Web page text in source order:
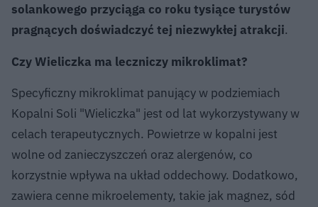
solankowego przyciąga co roku tysiące turystów
pragnących doświadczyć tej niezwykłej atrakcji.
Czy Wieliczka ma leczniczy mikroklimat?
Specyficzny mikroklimat panujący w podziemiach
Kopalni Soli "Wieliczka" jest od lat wykorzystywany w
celach terapeutycznych. Powietrze w kopalni jest
wolne od zanieczyszczeń oraz alergenów, co
korzystnie wpływa na układ oddechowy. Dodatkowo,
zawiera cenne mikroelementy, takie jak magnez, sód